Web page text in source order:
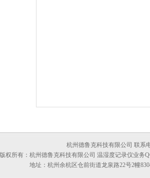
杭州德鲁克科技有限公司 联系
版权所有：杭州德鲁克科技有限公司 温湿度记录仪业务
地址：杭州余杭区仓前街道龙泉路22号2幢